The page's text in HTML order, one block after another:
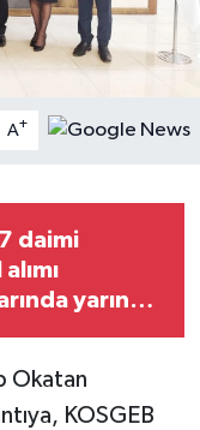
A+
daimi
yarın
Okatan
KOSGEB